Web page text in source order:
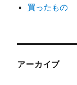
買ったもの
アーカイブ